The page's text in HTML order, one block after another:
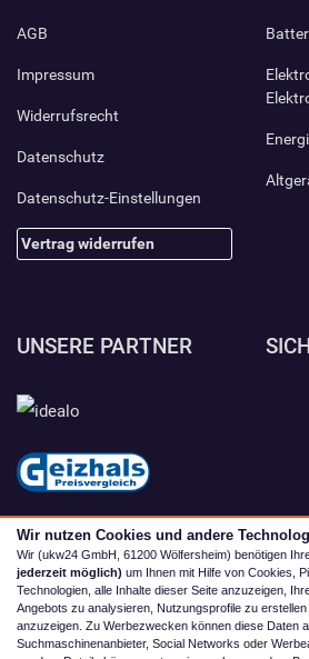
AGB
Impressum
Widerrufsrecht
Datenschutz
Datenschutz-Einstellungen
Vertrag widerrufen
UNSERE PARTNER
Wir nutzen Cookies und andere
Wir (ukw24 GmbH, 61200 Wölfersheim) benötigen
jederzeit möglich) um Ihnen mit Hilfe von Cookies,
Technologien, alle Inhalte dieser Seite anzuzeigen,
Angebots zu analysieren, Nutzungsprofile zu
anzuzeigen. Zu Werbezwecken können diese Daten
Suchmaschinenanbieter, Social Networks oder